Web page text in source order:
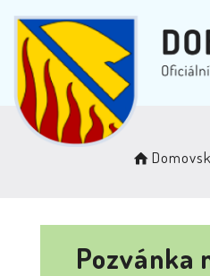
Pozvánka